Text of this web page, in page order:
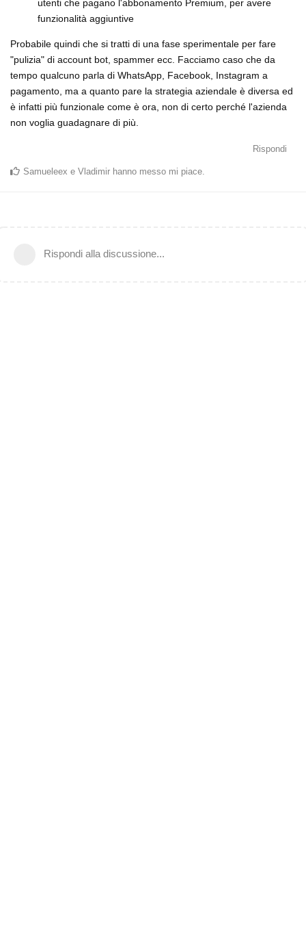
utenti che pagano l'abbonamento Premium, per avere
funzionalità aggiuntive
Probabile quindi che si tratti di una fase sperimentale per fare
"pulizia" di account bot, spammer ecc. Facciamo caso che da
tempo qualcuno parla di WhatsApp, Facebook, Instagram a
pagamento, ma a quanto pare la strategia aziendale è diversa ed
è infatti più funzionale come è ora, non di certo perché l'azienda
non voglia guadagnare di più.
Rispondi
Samueleex e Vladimir hanno messo mi piace
Rispondi alla discussione...